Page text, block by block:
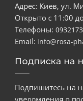
Адрес: Киев, ул.
Открыто с 11:00
Телефоны:
Email: info@rosa-
Подписка на
Подпишитесь на